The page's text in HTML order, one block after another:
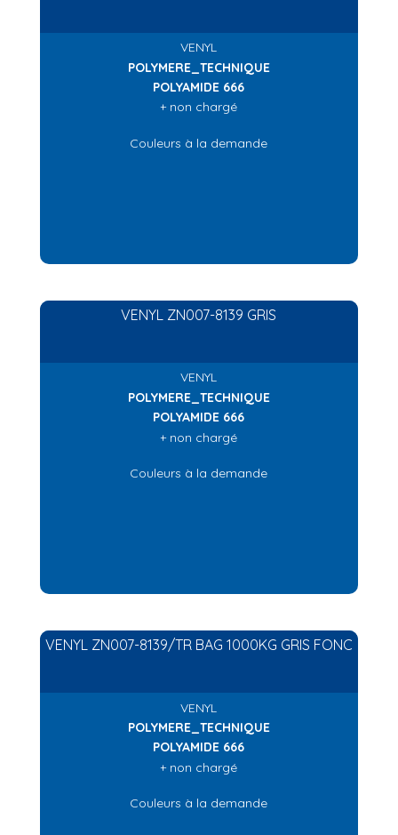
VENYL
POLYMERE_TECHNIQUE
POLYAMIDE 666
+ non chargé
Couleurs à la demande
VENYL ZN007-8139 GRIS
VENYL
POLYMERE_TECHNIQUE
POLYAMIDE 666
+ non chargé
Couleurs à la demande
VENYL ZN007-8139/TR BAG 1000KG GRIS FONC
VENYL
POLYMERE_TECHNIQUE
POLYAMIDE 666
+ non chargé
Couleurs à la demande